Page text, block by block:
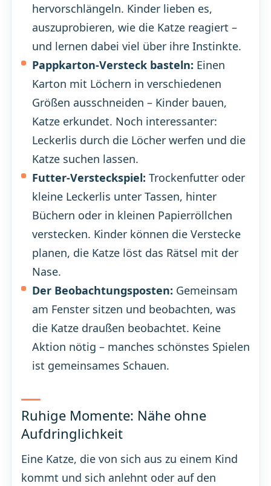
hervorschlängeln. Kinder lieben es,
auszuprobieren, wie die Katze reagiert –
und lernen dabei viel über ihre Instinkte.
Pappkarton-Versteck basteln: Einen
Karton mit Löchern in verschiedenen
Größen ausschneiden – Kinder bauen,
Katze erkundet. Noch interessanter:
Leckerlis durch die Löcher werfen und die
Katze suchen lassen.
Futter-Versteckspiel: Trockenfutter oder
kleine Leckerlis unter Tassen, hinter
Büchern oder in kleinen Papierröllchen
verstecken. Kinder können die Verstecke
planen, die Katze löst das Rätsel mit der
Nase.
Der Beobachtungsposten: Gemeinsam
am Fenster sitzen und beobachten, was
die Katze draußen beobachtet. Keine
Aktion nötig – manches schönstes Spielen
ist gemeinsames Schauen.
Ruhige Momente: Nähe ohne
Aufdringlichkeit
Eine Katze, die von sich aus zu einem Kind
kommt und sich anlehnt oder auf den